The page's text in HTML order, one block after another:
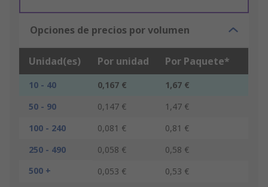
Opciones de precios por volumen
Unidad(es) Por unidad Por Paquete*
10 - 40 0,167 €
1,67 €
50 - 90
0,147 €
1,47 €
100 - 240
0,081 €
0,81 €
250 - 490
0,058 €
0,58 €
500 +
0,053 € 0,53 €